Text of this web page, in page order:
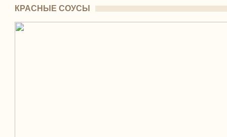
КРАСНЫЕ СОУСЫ